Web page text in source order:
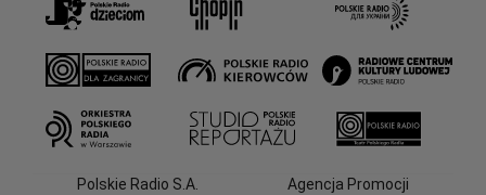
Polskie Radio S.A.
Agencja Promocji